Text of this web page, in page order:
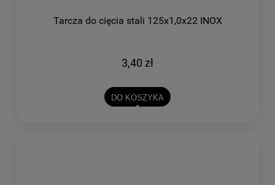
Tarcza do cięcia stali 125x1,0x22 INOX
3,40 zł
DO KOSZYKA